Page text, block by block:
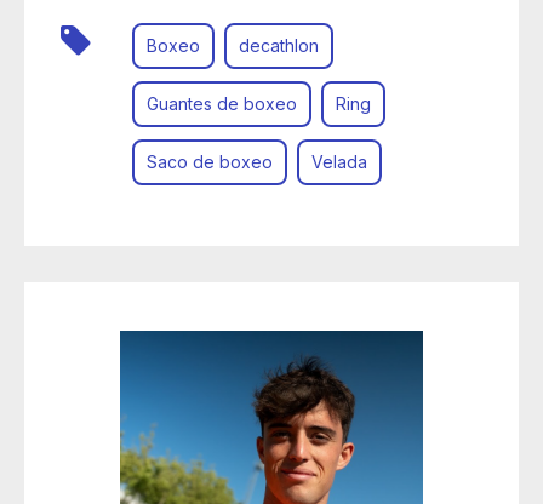
Boxeo decathlon
Guantes de boxeo Ring
Saco de boxeo Velada